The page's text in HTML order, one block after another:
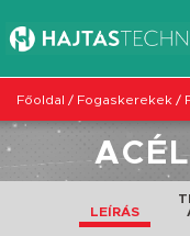
Főoldal / Fogaskerekek /
LEÍRÁS